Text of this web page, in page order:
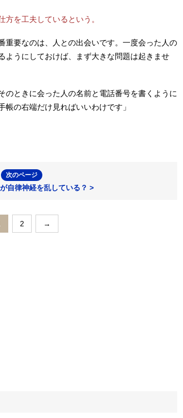
を工夫しているという。
重要なのは、人との出会いです。一度会った人の
ようにしておけば、まず大きな問題は起きませ
ときに会った人の名前と電話番号を書くように
帳の右端だけ見ればいいわけです」
次のページ
自律神経を乱している？ >
2 →